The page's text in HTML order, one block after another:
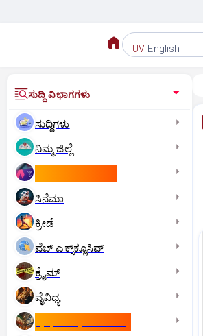
UV English
ಸುದ್ದಿ ವಿಭಾಗಗಳು
ಸುದ್ದಿಗಳು
ನಿಮ್ಮ ಜಿಲ್ಲೆ
ಸಿನೆಮಾ
ಕ್ರೀಡೆ
ವೆಬ್ ಎಕ್ಸ್‌ಕ್ಲೂಸಿವ್
ಕ್ರೈಮ್
ವೈವಿಧ್ಯ